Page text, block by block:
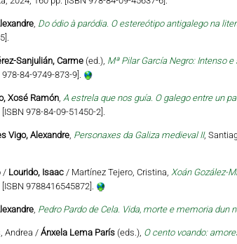
, Do ódio à paródia. O estereótipo antigalego na
Sanjulián, Carme(ed.), Mª Pilar García Negro: Intenso
978-84-9749-873-9].
Xosé Ramón, A estrela que nos guía. O galego entre un
978-84-09-51450-2].
Vigo, Alexandre, Personaxes da Galiza medieval II,
/ Lourido, Isaac/ Martínez Tejero, Cristina, Xoán Gozález-
9788416545872].
, Pedro Pardo de Cela. Vida, morte e memoria dun
Andrea / Ánxela Lema París(eds.), O cento voando: